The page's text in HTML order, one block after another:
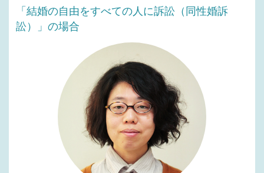
「結婚の自由をすべての人に訴訟（同性婚訴
訟）」の場合